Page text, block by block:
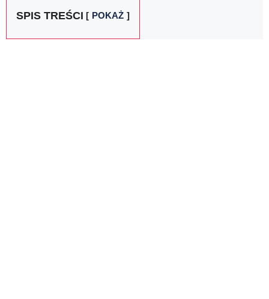
SPIS TREŚCI POKAŻ